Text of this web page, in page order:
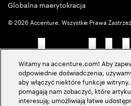
Globalna maerytokracja
©2026 Accenture, Wszystkie Prawa
Witamy na accenture.com! Aby
odpowiednie doświadczenia,
aby włączyć niektóre funkcje
pomagają nam zobaczyć, które
interesują; umożliwiają łatwe